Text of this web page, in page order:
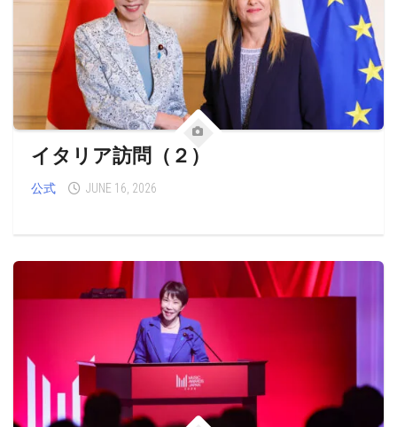
イタリア訪問（２）
公式 JUNE 16, 2026